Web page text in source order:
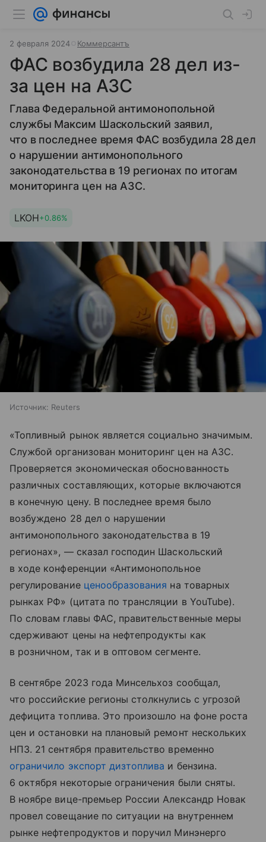
2 февраля 2024 Коммерсантъ
ФАС возбудила 28 дел из-
за цен на АЗС
Глава Федеральной антимонопольной
службы Максим Шаскольский заявил,
что в последнее время ФАС возбудила 28 дел
о нарушении антимонопольного
законодательства в 19 регионах по итогам
мониторинга цен на АЗС.
LKOH+0.86%
Источник: Reuters
«Топливный рынок является социально значимым.
Службой организован мониторинг цен на АЗС.
Проверяется экономическая обоснованность
различных составляющих, которые включаются
в конечную цену. В последнее время было
возбуждено 28 дел о нарушении
антимонопольного законодательства в 19
регионах», — сказал господин Шаскольский
в ходе конференции «Антимонопольное
регулирование ценообразования на товарных
рынках РФ» (цитата по трансляции в YouTube).
По словам главы ФАС, правительственные меры
сдерживают цены на нефтепродукты как
в розничном, так и в оптовом сегменте.
В сентябре 2023 года Минсельхоз сообщал,
что российские регионы столкнулись с угрозой
дефицита топлива. Это произошло на фоне роста
цен и остановки на плановый ремонт нескольких
НПЗ. 21 сентября правительство временно
ограничило экспорт дизтоплива и бензина.
6 октября некоторые ограничения были сняты.
В ноябре вице-премьер России Александр Новак
провел совещание по ситуации на внутреннем
рынке нефтепродуктов и поручил Минэнерго